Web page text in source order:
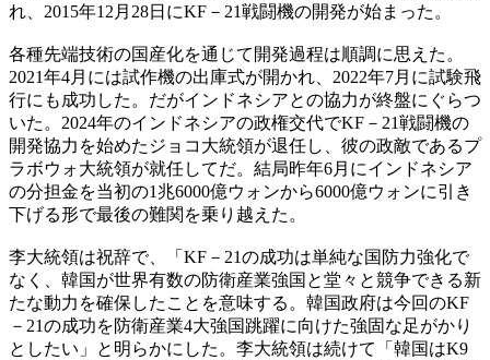
れ、2015年12月28日にKF－21戦闘機の開発が始まった。
各種先端技術の国産化を通じて開発過程は順調に思えた。
2021年4月には試作機の出庫式が開かれ、2022年7月に試験飛
行にも成功した。だがインドネシアとの協力が終盤にぐらつ
いた。2024年のインドネシアの政権交代でKF－21戦闘機の
開発協力を始めたジョコ大統領が退任し、彼の政敵であるプ
ラボウォ大統領が就任してだ。結局昨年6月にインドネシア
の分担金を当初の1兆6000億ウォンから6000億ウォンに引き
下げる形で最後の難関を乗り越えた。
李大統領は祝辞で、「KF－21の成功は単純な国防力強化で
なく、韓国が世界有数の防衛産業強国と堂々と競争できる新
たな動力を確保したことを意味する。韓国政府は今回のKF
－21の成功を防衛産業4大強国跳躍に向けた強固な足がかり
としたい」と明らかにした。李大統領は続けて「韓国はK9